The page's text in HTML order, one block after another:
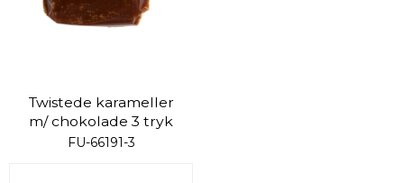
Twistede karameller
m/ chokolade 3 tryk
FU-66191-3